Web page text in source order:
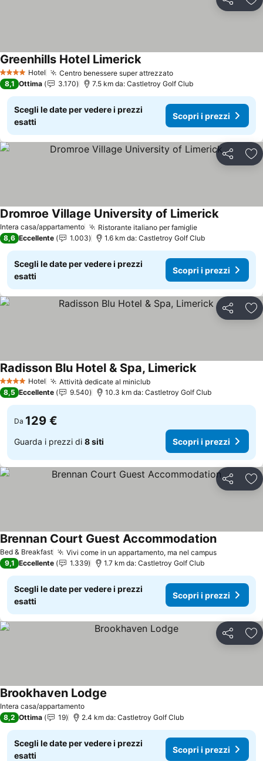
Condividi
4 Stelle Hotel Centro benessere super attrezzatoScopri i prezzi
Greenhills Hotel LimerickScopri i prezzi
8,1 Ottima 3.170 7.5 km da: Castletroy Golf Club
Scegli le date per vedere i prezzi
esatti
Scopri i prezzi
Condividi
Intera casa/appartamento Ristorante italiano per famiglieScopri i prezzi
Dromroe Village University of LimerickScopri i
8,6 Eccellente 1.003 1.6 km da: Castletroy Golf Club
Scegli le date per vedere i prezzi
esatti
Scopri i prezzi
Condividi
4 Stelle Hotel Attività dedicate al miniclubScopri i prezzi
Radisson Blu Hotel & Spa, LimerickScopri i prezzi
8,5 Eccellente 9.540 10.3 km da: Castletroy Golf Club
Da 129 €
Guarda i prezzi di 8 siti Scopri i prezzi
Condividi
Bed & Breakfast Vivi come in un appartamento, ma nel campusScopri i
Brennan Court Guest AccommodationScopri i
9,1 Eccellente 1.339 1.7 km da: Castletroy Golf Club
Scegli le date per vedere i prezzi
esatti
Scopri i prezzi
Condividi
Intera casa/appartamento
Brookhaven Lodge
8,2 Ottima 19 2.4 km da: Castletroy Golf Club
Scegli le date per vedere i prezzi
esatti
Scopri i prezzi